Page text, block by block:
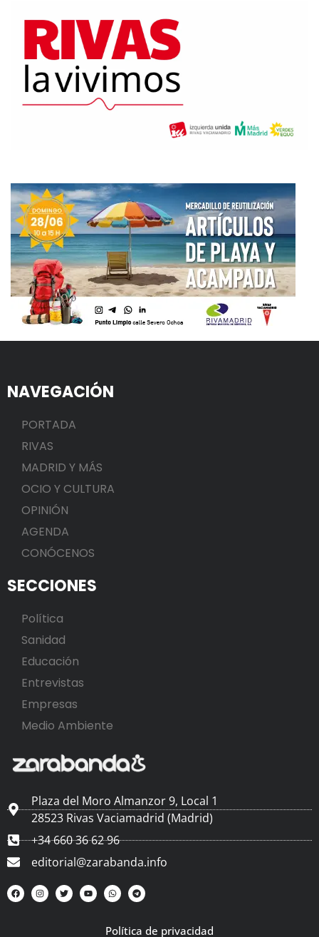
NAVEGACIÓN
PORTADA
RIVAS
MADRID Y MÁS
OCIO Y CULTURA
OPINIÓN
AGENDA
CONÓCENOS
SECCIONES
Política
Sanidad
Educación
Entrevistas
Empresas
Medio Ambiente
Plaza del Moro Almanzor 9, Local 1
28523 Rivas Vaciamadrid (Madrid)
+34 660 36 62 96
editorial@zarabanda.info
Política de privacidad